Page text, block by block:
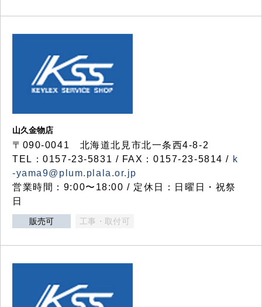
山久金物店
〒090-0041 北海道北見市北一条西4-8-2
TEL：0157-23-5831 / FAX：0157-23-5814 / k
-yama9@plum.plala.or.jp
営業時間：9:00〜18:00 / 定休日：日曜日・祝祭
日
販売可 工事・取付可